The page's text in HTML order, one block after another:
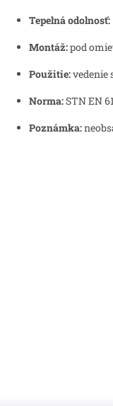
Tepelná odolnosť:
Montáž:pod
Použitie:vedenie
Norma:STN EN
Poznámka: